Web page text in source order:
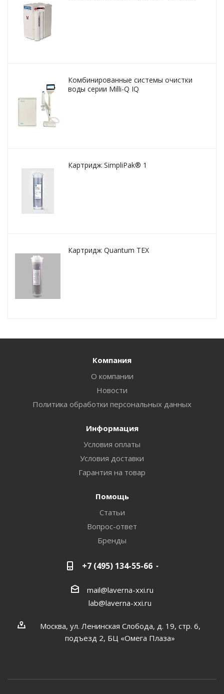
Комбинированные системы очистки
воды серии Milli-Q IQ
Картридж SimpliPak® 1
Картридж Quantum TEX
Компания
О компании
Новости
Политика обработки персональных данных
Информация
Условия оплаты
Условия доставки
Гарантия на товар
Помощь
Статьи
Вопрос-ответ
Бренды
+7 (495) 134-55-66
mail@laverna-xxi.ru
lab@laverna-xxi.ru
Москва, ул. Ленинская Слобода, д. 19, стр. 6,
подъезд 2, БЦ «Омега Плаза»